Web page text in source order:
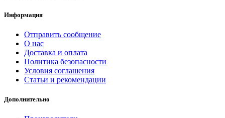
Информация
Отправить сообщение
О нас
Доставка и оплата
Политика безопасности
Условия соглашения
Статьи и рекомендации
Дополнительно